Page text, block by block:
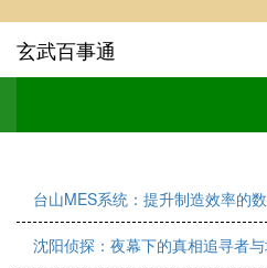
玄武百事通
台山MES系统：提升制造效率的
沈阳侦探：夜幕下的真相追寻者